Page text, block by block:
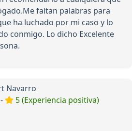
faltan palabras para
ha luchado por mi caso y lo
conmigo. Lo dicho Excelente
Navarro
5 (Experiencia positiva)